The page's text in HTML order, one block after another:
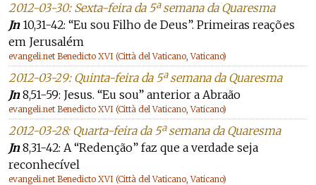
2012-03-30: Sexta-feira da 5ª semana da Quaresma
Jn10,31-42: “Eu sou Filho de Deus”. Primeiras reações
em Jerusalém
evangeli.net Benedicto XVI (Città del Vaticano, Vaticano)
2012-03-29: Quinta-feira da 5ª semana da Quaresma
Jn8,51-59: Jesus. “Eu sou” anterior a Abraão
evangeli.net Benedicto XVI (Città del Vaticano, Vaticano)
2012-03-28: Quarta-feira da 5ª semana da Quaresma
Jn8,31-42: A “Redenção” faz que a verdade seja
reconhecível
evangeli.net Benedicto XVI (Città del Vaticano, Vaticano)